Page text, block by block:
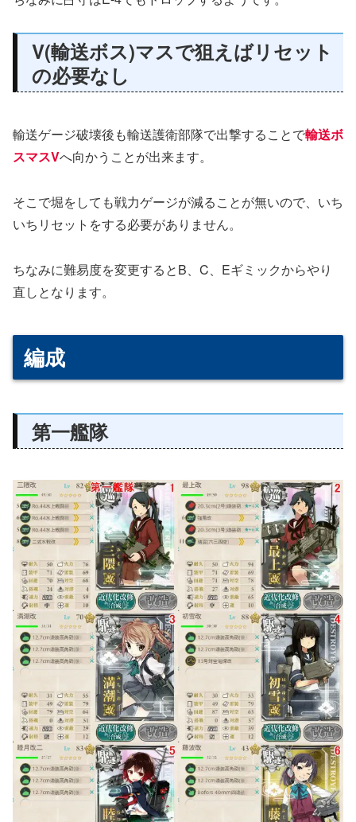
V(輸送ボス)マスで狙えばリセット
の必要なし
輸送ゲージ破壊後も輸送護衛部隊で出撃することで輸送ボ
スマスVへ向かうことが出来ます。
そこで堀をしても戦力ゲージが減ることが無いので、いち
いちリセットをする必要がありません。
ちなみに難易度を変更するとB、C、Eギミックからやり
直しとなります。
編成
第一艦隊